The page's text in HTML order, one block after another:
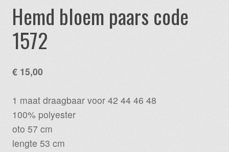
Hemd bloem paars code
1572
€ 15,00
1 maat draagbaar voor 42 44 46 48
100% polyester
oto 57 cm
lengte 53 cm